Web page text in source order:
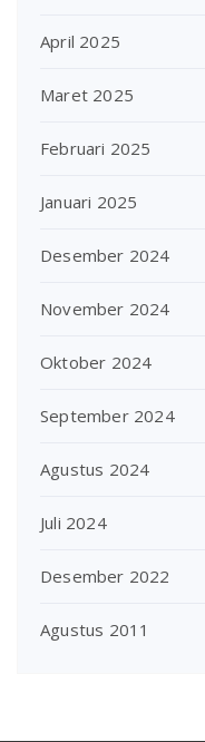
April 2025
Maret 2025
Februari 2025
Januari 2025
Desember 2024
November 2024
Oktober 2024
September 2024
Agustus 2024
Juli 2024
Desember 2022
Agustus 2011